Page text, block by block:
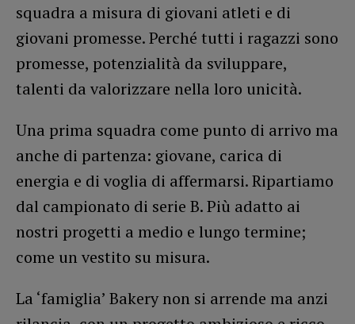
squadra a misura di giovani atleti e di
giovani promesse. Perché tutti i ragazzi sono
promesse, potenzialità da sviluppare,
talenti da valorizzare nella loro unicità.
Una prima squadra come punto di arrivo ma
anche di partenza: giovane, carica di
energia e di voglia di affermarsi. Ripartiamo
dal campionato di serie B. Più adatto ai
nostri progetti a medio e lungo termine;
come un vestito su misura.
La ‘famiglia’ Bakery non si arrende ma anzi